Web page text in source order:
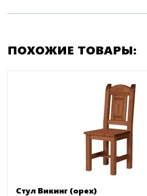
ПОХОЖИЕ ТОВАРЫ:
Стул Викинг (орех)